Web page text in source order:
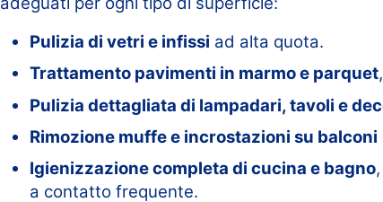
Pulizia di vetri e infissi ad alta quota.
Trattamento pavimenti in marmo e parquet
Pulizia dettagliata di lampadari, tavoli e
Rimozione muffe e incrostazioni su balconi
Igienizzazione completa di cucina e bagno
a contatto frequente.